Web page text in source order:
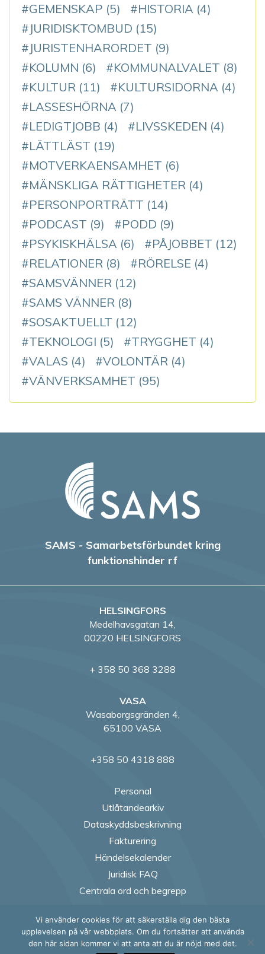
GEMENSKAP (5) HISTORIA (4)
JURIDISKTOMBUD (15)
JURISTENHARORDET (9)
KOLUMN (6) KOMMUNALVALET (8)
KULTUR (11) KULTURSIDORNA (4)
LASSESHÖRNA (7)
LEDIGTJOBB (4) LIVSSKEDEN (4)
LÄTTLÄST (19)
MOTVERKAENSAMHET (6)
MÄNSKLIGA RÄTTIGHETER (4)
PERSONPORTRÄTT (14)
PODCAST (9) PODD (9)
PSYKISKHÄLSA (6) PÅJOBBET (12)
RELATIONER (8) RÖRELSE (4)
SAMSVÄNNER (12)
SAMS VÄNNER (8)
SOSAKTUELLT (12)
TEKNOLOGI (5) TRYGGHET (4)
VALAS (4) VOLONTÄR (4)
VÄNVERKSAMHET (95)
SAMS - Samarbetsförbundet kring
funktionshinder rf
HELSINGFORS
Medelhavsgatan 14,
00220 HELSINGFORS
+ 358 50 368 3288
VASA
Wasaborgsgränden 4,
65100 VASA
+358 50 4318 888
Personal
Utlåtandearkiv
Dataskyddsbeskrivning
Fakturering
Händelsekalender
Juridisk FAQ
Centrala ord och begrepp
Follow us on
Follow us on
Follow
Vi använder cookies för att säkerställa dig den bästa
upplevelsen på vår webbplats. Om du fortsätter att använda
den här sidan kommer vi att anta att du är nöjd med det.